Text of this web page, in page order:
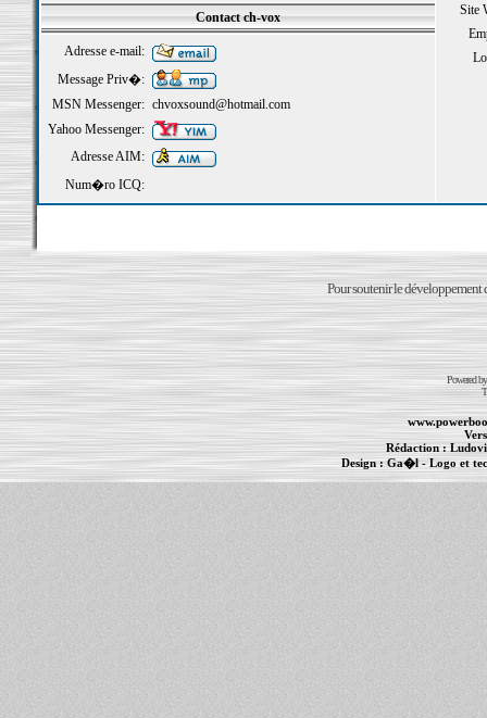
Site
Contact ch-vox
Adresse e-mail:
Message Priv�:
MSN Messenger: chvoxsound@hotmail.com
Yahoo Messenger:
Adresse AIM:
Num�ro ICQ:
Pour soutenir le développement
Powered
Rédaction :
Design : Ga�l - Logo et
PowerBook-